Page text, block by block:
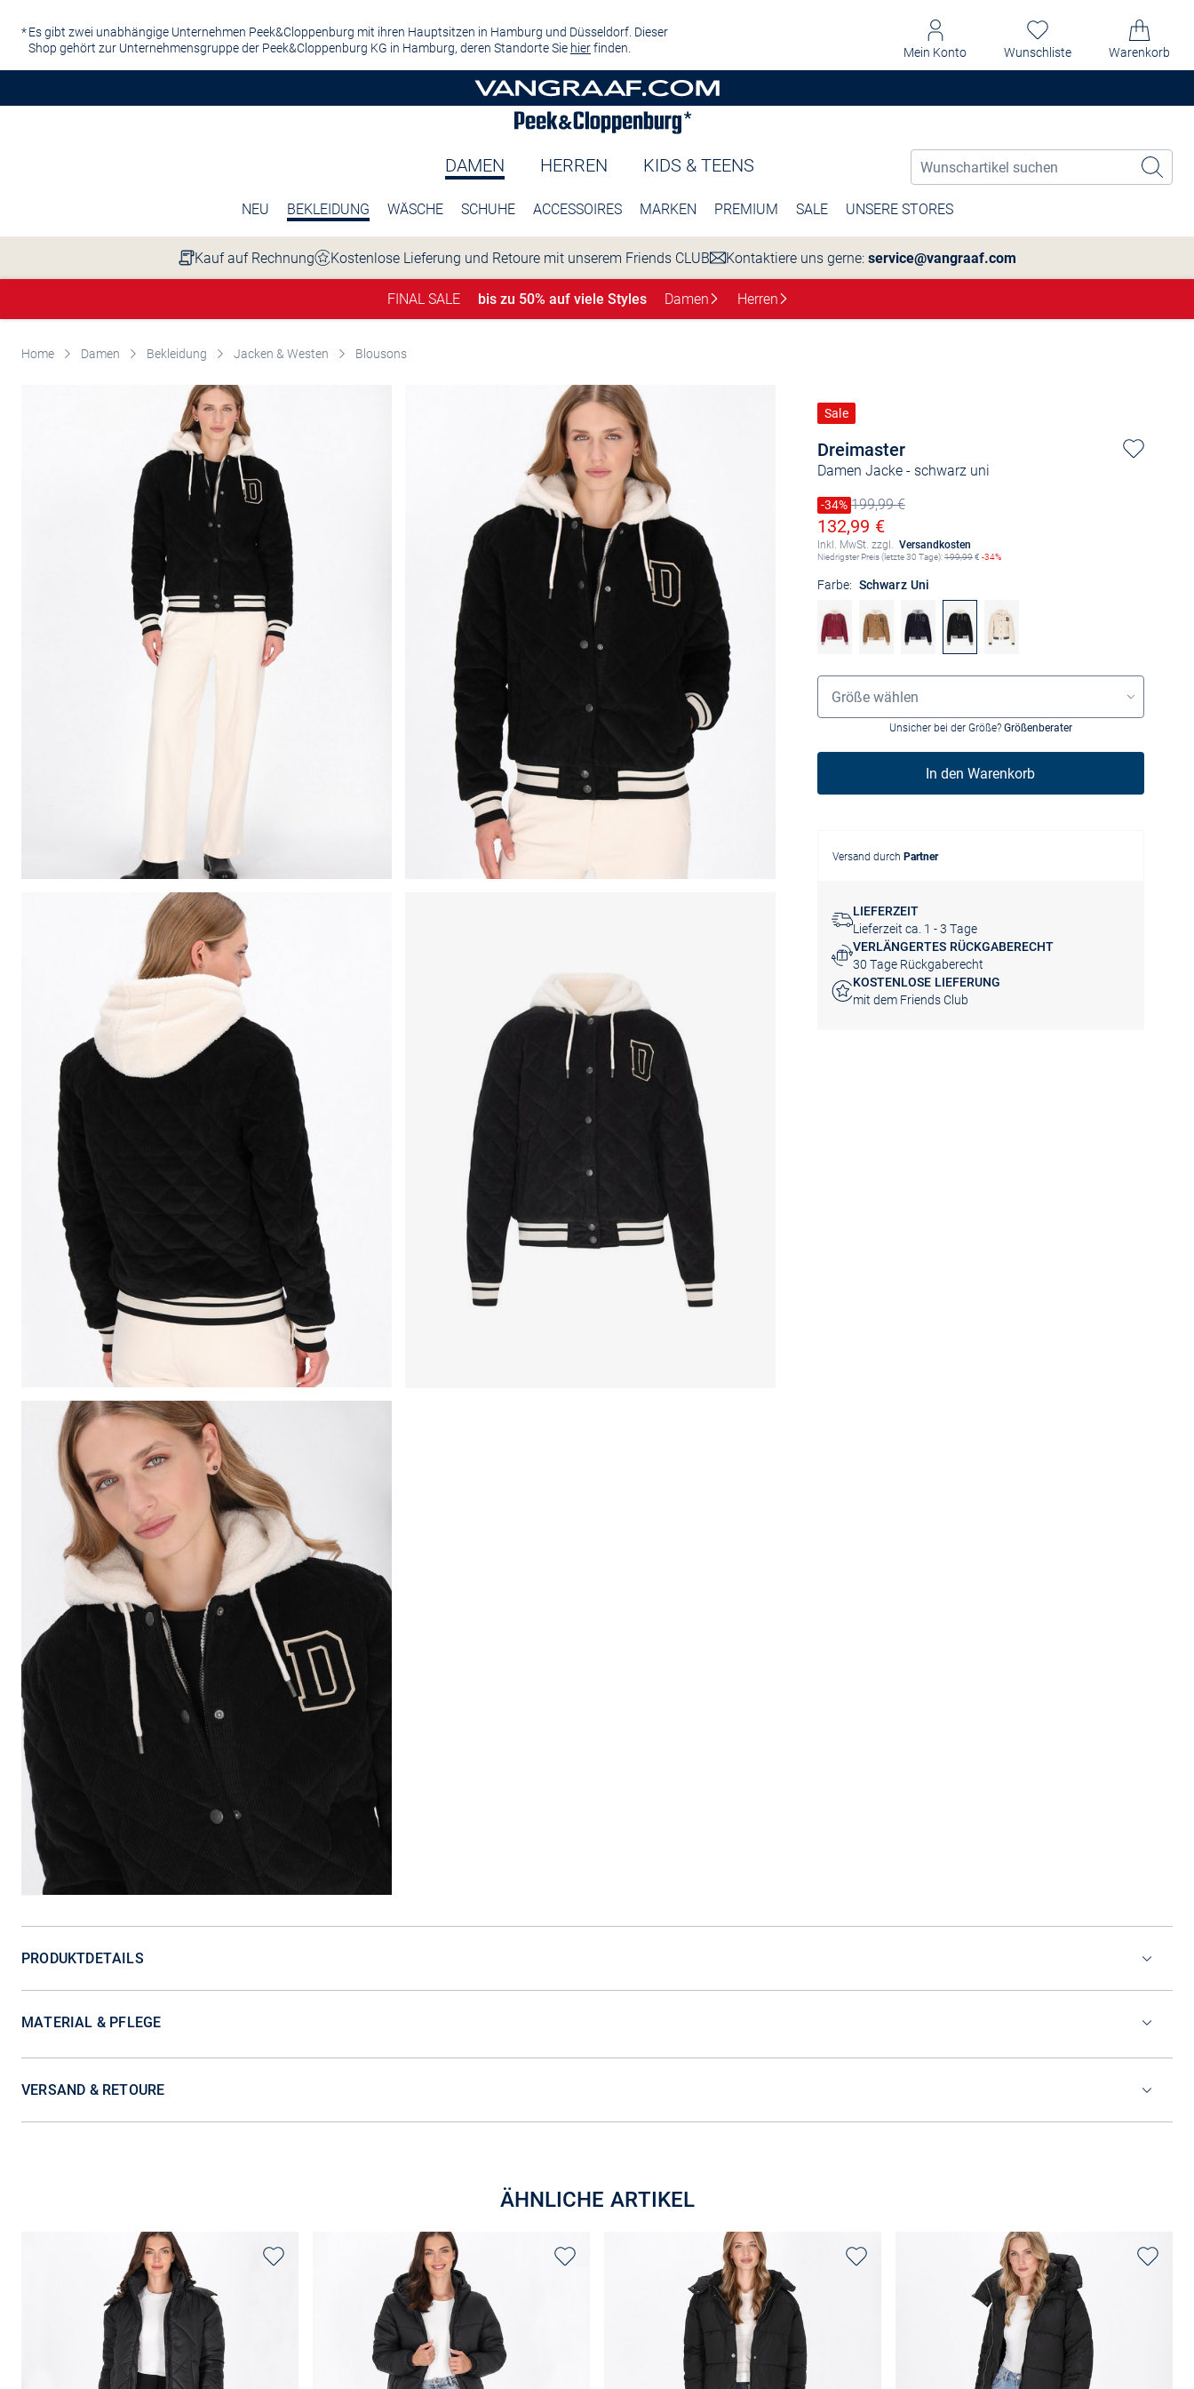
Es gibt zwei unabhängige Unternehmen Peek&Cloppenburg mit ihren Hauptsitzen in Hamburg und Düsseldorf. Dieser
Shop gehört zur Unternehmensgruppe der Peek&Cloppenburg KG in Hamburg, deren Standorte Sie hierfinden. Mein Konto Wunschliste Warenkorb
DAMEN HERREN KIDS & TEENS
NEU BEKLEIDUNG WÄSCHE SCHUHE ACCESSOIRES MARKEN PREMIUM SALE UNSERE STORES
Kauf auf Rechnung Kostenlose Lieferung und Retoure mit unserem Friends CLUB Kontaktiere uns gerne: service@vangraaf.com
FINAL SALE bis zu 50% auf viele Styles Damen Herren
Home Damen Bekleidung Jacken & Westen Blousons
Dreimaster
Damen Jacke- schwarz uni
Sale
Preis reduziert um
-34%
Alter Preis199,99 €
Ermäßigter Preis
132,99 €
Inkl. MwSt. zzgl. Versandkosten
Niedrigster Preis (letzte 30 Tage):199,99€ -34%
Farbe: Schwarz Uni
Größenauswahl
Größe wählen
Unsicher bei der Größe? Größenberater
In den Warenkorb
Versand durch Partner
LIEFERZEIT
Lieferzeit ca. 1 - 3 Tage
VERLÄNGERTES RÜCKGABERECHT
30 Tage Rückgaberecht
KOSTENLOSE LIEFERUNG
mit dem Friends Club
PRODUKTDETAILS
MATERIAL & PFLEGE
VERSAND & RETOURE
ÄHNLICHE ARTIKEL